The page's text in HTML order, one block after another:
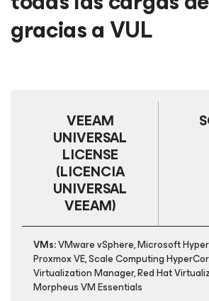
gracias a VUL
VEEAM
UNIVERSAL
LICENSE
(LICENCIA
UNIVERSAL
VEEAM)
VMs:VMware vSphere, Microsoft
Proxmox VE, Scale Computing
Virtualization Manager, Red Hat
Morpheus VM Essentials